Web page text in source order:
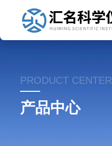
PRODUCT CENTER
产品中心